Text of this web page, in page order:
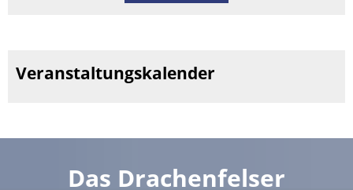
Veranstaltungskalender
Das Drachenfelser